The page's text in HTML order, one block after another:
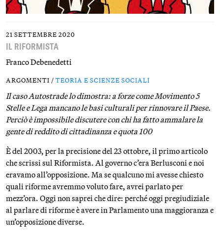
21 SETTEMBRE 2020
IL RIFORMISTA
Franco Debenedetti
ARGOMENTI / TEORIA E SCIENZE SOCIALI
Il caso Autostrade lo dimostra: a forze come Movimento 5
Stelle e Lega mancano le basi culturali per rinnovare il Paese.
Perciò è impossibile discutere con chi ha fatto ammalare la
gente di reddito di cittadinanza e quota 100
È del 2003, per la precisione del 23 ottobre, il primo articolo
che scrissi sul Riformista. Al governo c’era Berlusconi e noi
eravamo all’opposizione. Ma se qualcuno mi avesse chiesto
quali riforme avremmo voluto fare, avrei parlato per
mezz’ora. Oggi non saprei che dire: perché oggi pregiudiziale
al parlare di riforme è avere in Parlamento una maggioranza e
un’opposizione diverse.